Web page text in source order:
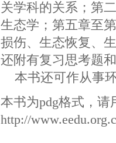
关学科的关系；第
生态学；第五章至
损伤、生态恢复、
还附有复习思考题
本书还可作从事
本书为pdg格式，
http://